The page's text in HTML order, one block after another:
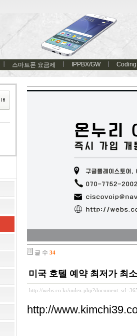
스마트폰 요금제 IPPBX/GW Coding
글 수 34
미국 호텔 예약 최저가 최
http://webs.co.kr/
http://